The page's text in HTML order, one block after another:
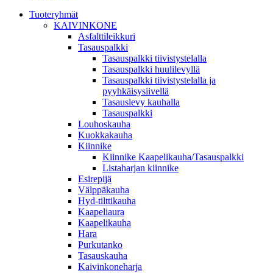
Tuoteryhmät
KAIVINKONE
Asfalttileikkuri
Tasauspalkki
Tasauspalkki tiivistystelalla
Tasauspalkki huulilevyllä
Tasauspalkki tiivistystelalla ja
pyyhkäisysiivellä
Tasauslevy kauhalla
Tasauspalkki
Louhoskauha
Kuokkakauha
Kiinnike
Kiinnike Kaapelikauha/Tasauspalkki
Listaharjan kiinnike
Esirepijä
Välppäkauha
Hyd-tilttikauha
Kaapeliaura
Kaapelikauha
Hara
Purkutanko
Tasauskauha
Kaivinkoneharja